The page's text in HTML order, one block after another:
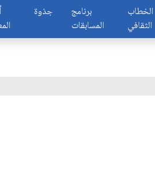
جذوة
برنامج
المسابقات
الخطاب
الثقافي